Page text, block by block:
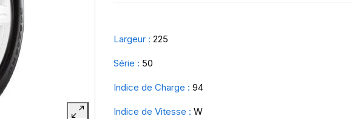
Largeur : 225
Série : 50
Indice de Charge : 94
Indice de Vitesse : W